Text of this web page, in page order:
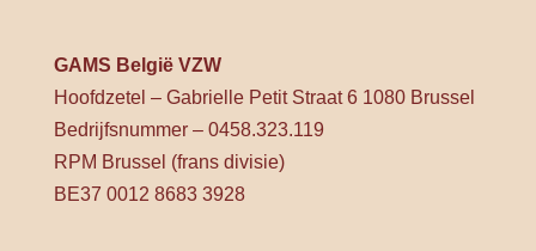
GAMS België VZW
Hoofdzetel – Gabrielle Petit Straat 6 1080 Brussel
Bedrijfsnummer – 0458.323.119
RPM Brussel (frans divisie)
BE37 0012 8683 3928